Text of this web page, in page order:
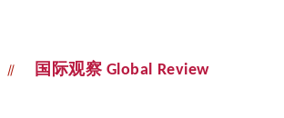
// 国际观察 Global Review